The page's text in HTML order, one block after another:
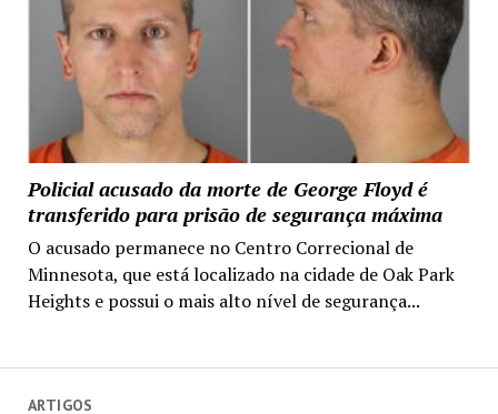
Policial acusado da morte de George Floyd é
transferido para prisão de segurança máxima
O acusado permanece no Centro Correcional de
Minnesota, que está localizado na cidade de Oak Park
Heights e possui o mais alto nível de segurança...
ARTIGOS